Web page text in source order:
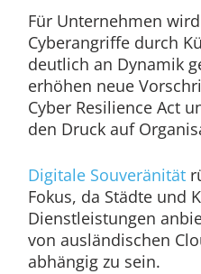
Für Unternehmen
Cyberangriffe durch
deutlich an Dynamik
erhöhen neue
Cyber Resilience Act
den Druck auf
Digitale Souveränität
Fokus, da Städte und
Dienstleistungen
von ausländischen
abhängig zu sein.